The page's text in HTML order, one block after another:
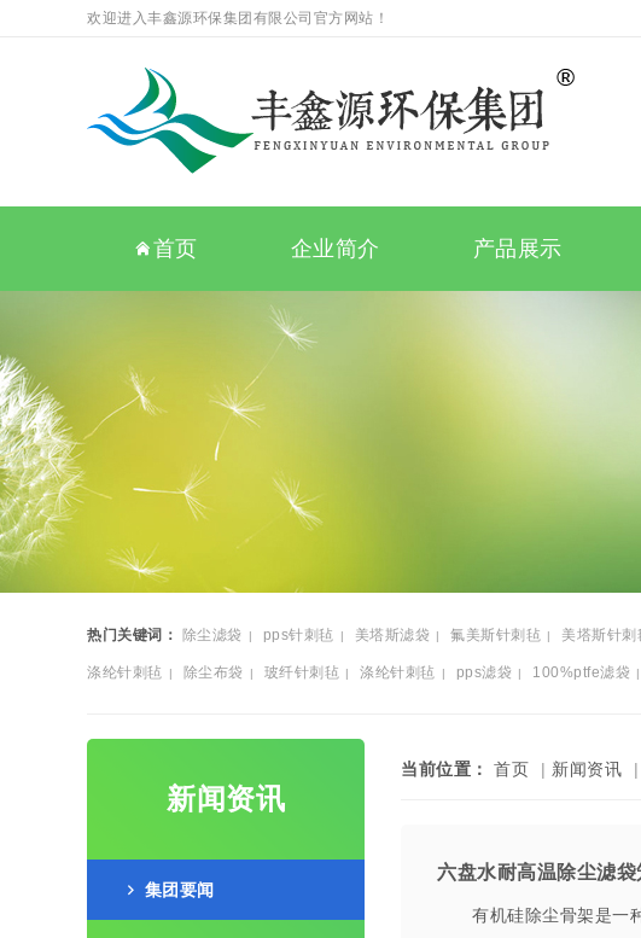
欢迎进入丰鑫源环保集团有限公司官方网站！
首页 企业简介 产品展示
热门关键词： 除尘滤袋 | pps针刺毡 | 美塔斯滤袋 | 氟美斯针刺毡 | 美塔斯针刺
涤纶针刺毡 | 除尘布袋 | 玻纤针刺毡 | 涤纶针刺毡 | pps滤袋 | 100%ptfe滤袋 |
新闻资讯
集团要闻
当前位置： 首页 | 新闻资讯 |
六盘水耐高温除尘滤
有机硅除尘骨架是一种